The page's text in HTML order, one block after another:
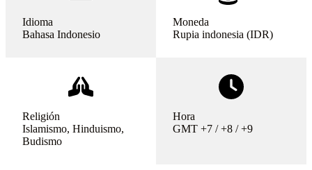
Moneda
Rupia indonesia (IDR)
Idioma
Bahasa Indonesio
Religión
Islamismo, Hinduismo,
Budismo
Hora
GMT +7 / +8 / +9